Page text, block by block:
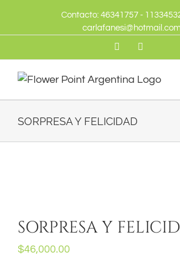
content
Contacto: 46341757 -
carlafanesi@hotmail.com
Twitter
SORPRESA Y FELICIDAD
SORPRESA Y
$46,000.00